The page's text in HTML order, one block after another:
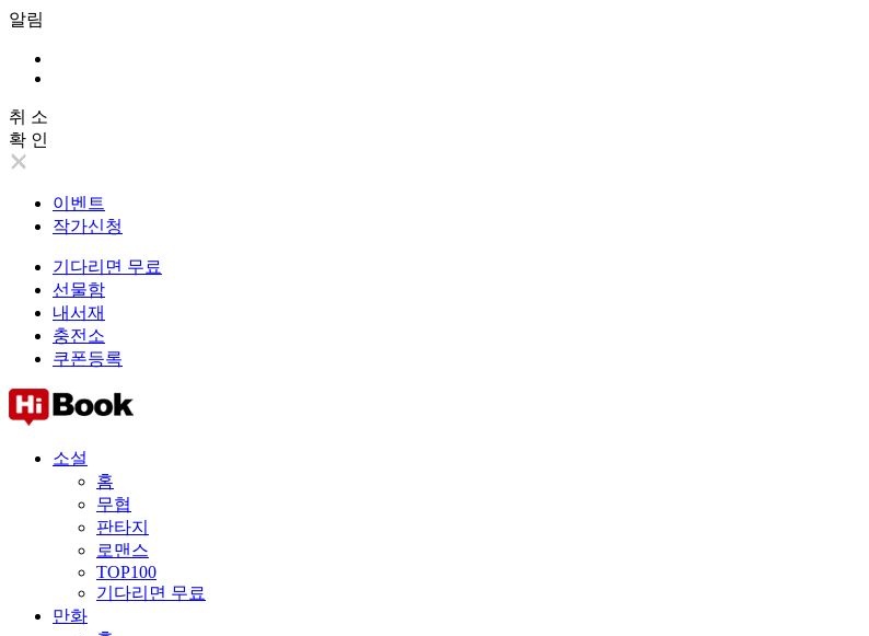
알림
취 소
확 인
이벤트
작가신청
기다리면 무료
선물함
내서재
충전소
쿠폰등록
소설
홈
무협
판타지
로맨스
TOP100
기다리면 무료
만화